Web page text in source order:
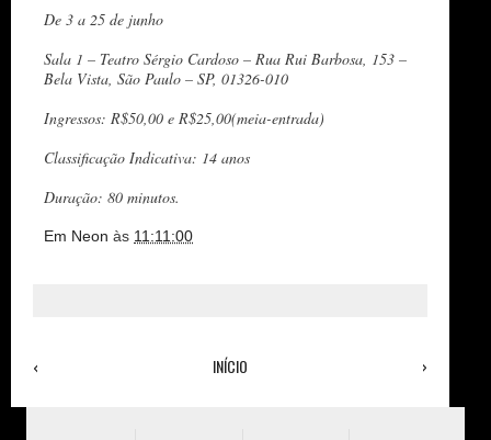
De 3 a 25 de junho
Sala 1 – Teatro Sérgio Cardoso – Rua Rui Barbosa, 153 –
Bela Vista, São Paulo – SP, 01326-010
Ingressos: R$50,00 e R$25,00(meia-entrada)
Classificação Indicativa: 14 anos
Duração: 80 minutos.
Em Neon às 11:11:00
‹ ›
INÍCIO